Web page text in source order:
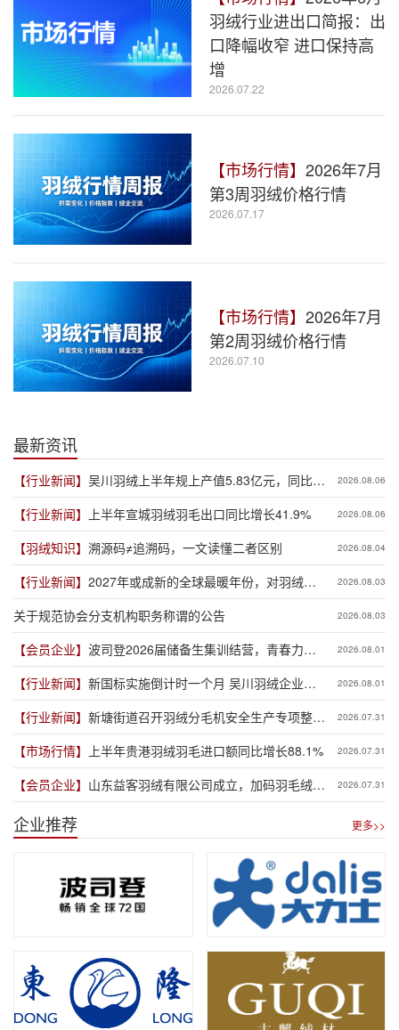
羽绒行业进出口简报：出
口降幅收窄 进口保持高
增
2026.07.22
【市场行情】 2026年7月
第3周羽绒价格行情
2026.07.17
【市场行情】 2026年7月
第2周羽绒价格行情
2026.07.10
最新资讯
【行业新闻】 吴川羽绒上半年规上产值5.83亿元，同比增
长19.3%
2026.08.06
【行业新闻】 上半年宣城羽绒羽毛出口同比增长41.9% 2026.08.06
【羽绒知识】 溯源码≠追溯码，一文读懂二者区别 2026.08.04
【行业新闻】 2027年或成新的全球最暖年份，对羽绒产
业有何影响？
2026.08.03
关于规范协会分支机构职务称谓的公告 2026.08.03
【会员企业】 波司登2026届储备生集训结营，青春力量
赋能品牌新程
2026.08.01
【行业新闻】 新国标实施倒计时一个月 吴川羽绒企业集
体“抢跑”新规
2026.08.01
【行业新闻】 新塘街道召开羽绒分毛机安全生产专项整治
推进会
2026.07.31
【市场行情】 上半年贵港羽绒羽毛进口额同比增长88.1% 2026.07.31
【会员企业】 山东益客羽绒有限公司成立，加码羽毛绒制
品全产业链布局
2026.07.31
企业推荐 更多>>